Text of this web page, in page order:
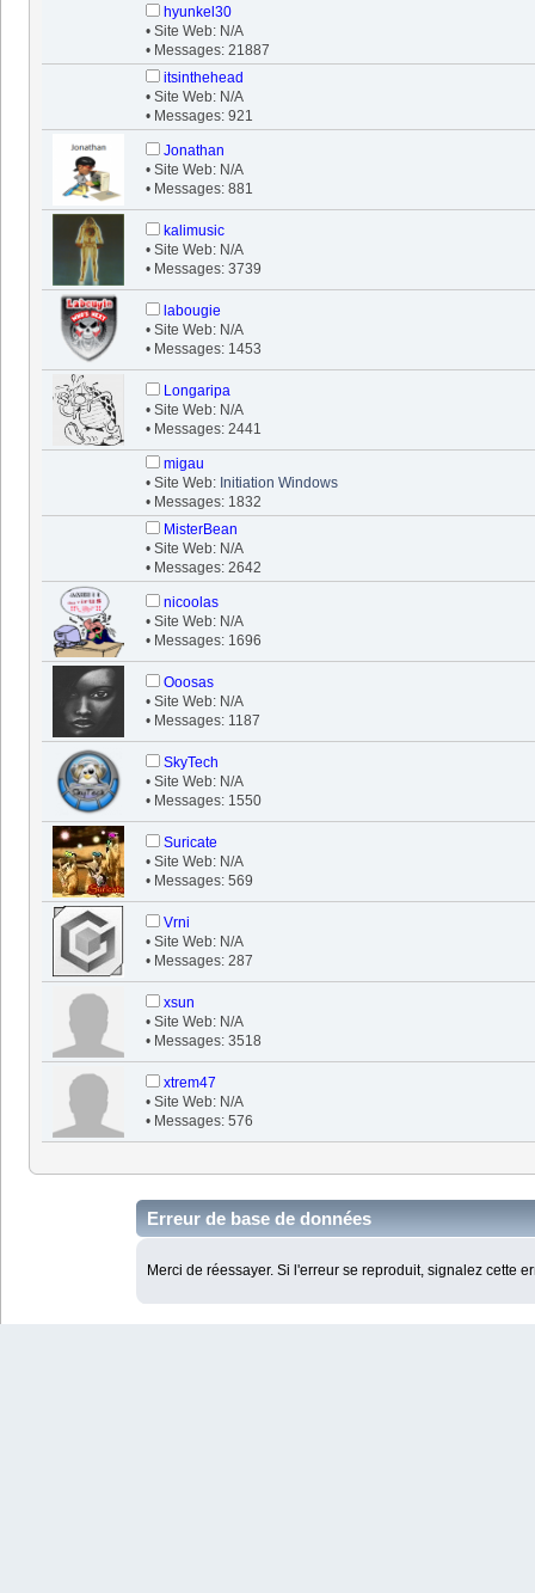
hyunkel30
• Site Web: N/A
• Messages: 21887
itsinthehead
• Site Web: N/A
• Messages: 921
Jonathan
• Site Web: N/A
• Messages: 881
kalimusic
• Site Web: N/A
• Messages: 3739
labougie
• Site Web: N/A
• Messages: 1453
Longaripa
• Site Web: N/A
• Messages: 2441
migau
• Site Web: Initiation Windows
• Messages: 1832
MisterBean
• Site Web: N/A
• Messages: 2642
nicoolas
• Site Web: N/A
• Messages: 1696
Ooosas
• Site Web: N/A
• Messages: 1187
SkyTech
• Site Web: N/A
• Messages: 1550
Suricate
• Site Web: N/A
• Messages: 569
Vrni
• Site Web: N/A
• Messages: 287
xsun
• Site Web: N/A
• Messages: 3518
xtrem47
• Site Web: N/A
• Messages: 576
Erreur de base de données
Merci de réessayer. Si l'erreur se reproduit, signalez cette